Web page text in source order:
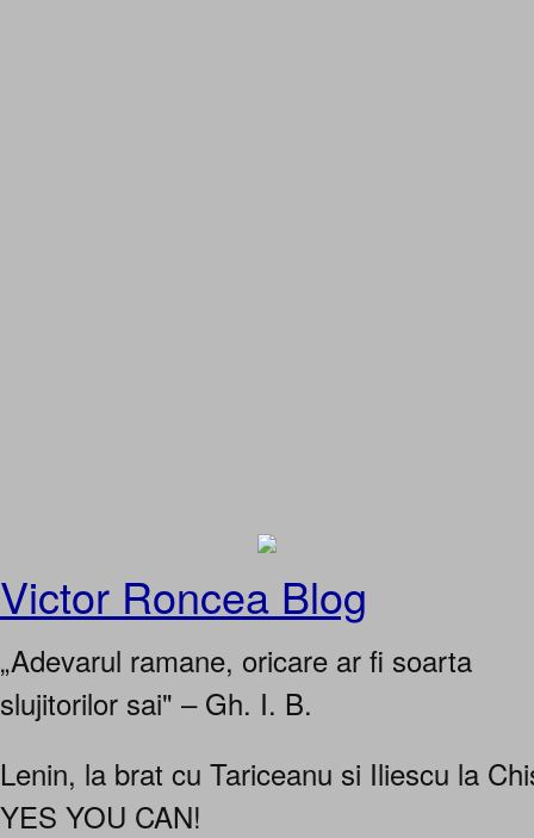
Victor Roncea Blog
„Adevarul ramane, oricare ar fi soarta
slujitorilor sai" – Gh. I. B.
Lenin, la brat cu Tariceanu si Iliescu la
YES YOU CAN!